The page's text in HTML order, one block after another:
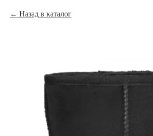
Назад в каталог